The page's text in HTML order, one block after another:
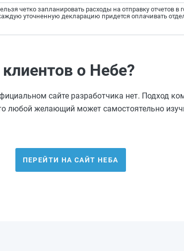
четко запланировать расходы на отправку отчетов в
уточненную декларацию придется оплачивать
о Небе?
сайте разработчика нет. Подход
любой желающий может самостоятельно
ПЕРЕЙТИ НА САЙТ НЕБА